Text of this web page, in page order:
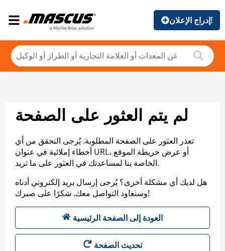
إدراج الإعلان!
لم يتم العثور على الصفحة
تعذر العثور على الصفحة المطلوبة. يُرجى التحقق من أي
أخطاء إملائية في عنوان URL، أو عرض خريطة الموقع
الخاصة بنا لمساعدتك في العثور على ما تريد.
هل لديك أي مشكلة أخرى؟ يُرجى إرسال بريد إلكتروني أدناه
وسنعاود التواصل معك. شكرًا على صبرك!
العودة إلى الصفحة الرئيسية
تحديث الصفحة